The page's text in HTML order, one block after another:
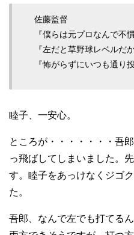
佐藤監督
『僕らは元プロなんで不
『左だと草野球レベルだか
『怖がらずにいつも通り
睦子、一安心。
ところが・・・・・・・吾
っ飛ばしてしまいました。
す。睦子をあっけなくジゴ
た。
吾郎、なんで左でも打てる